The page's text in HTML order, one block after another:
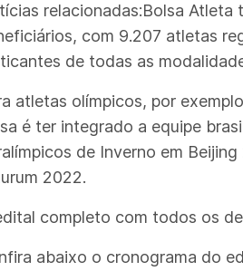
relacionadas:Bolsa
com 9.207 atletas
de todas as
atletas olímpicos, por
é ter integrado a equipe
de Inverno em
2022.
completo com todos os
abaixo o cronograma do